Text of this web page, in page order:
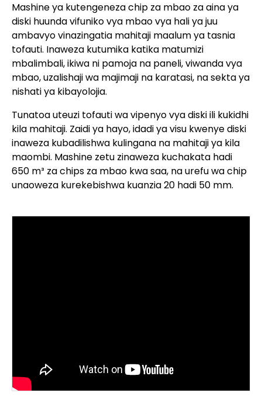
Mashine ya kutengeneza chip za mbao za aina ya
diski huunda vifuniko vya mbao vya hali ya juu
ambavyo vinazingatia mahitaji maalum ya tasnia
tofauti. Inaweza kutumika katika matumizi
mbalimbali, ikiwa ni pamoja na paneli, viwanda vya
mbao, uzalishaji wa majimaji na karatasi, na sekta ya
nishati ya kibayolojia.
Tunatoa uteuzi tofauti wa vipenyo vya diski ili kukidhi
kila mahitaji. Zaidi ya hayo, idadi ya visu kwenye diski
inaweza kubadilishwa kulingana na mahitaji ya kila
maombi. Mashine zetu zinaweza kuchakata hadi
650 m³ za chips za mbao kwa saa, na urefu wa chip
unaoweza kurekebishwa kuanzia 20 hadi 50 mm.